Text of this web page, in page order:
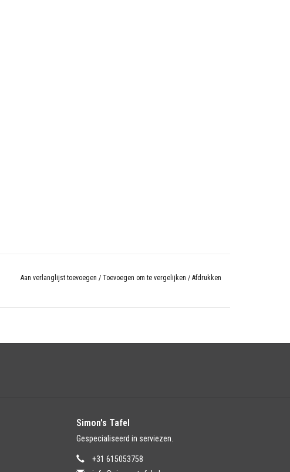
Aan verlanglijst toevoegen / Toevoegen om te vergelijken / Afdrukken
Simon's Tafel
Gespecialiseerd in serviezen.
+31 615053758